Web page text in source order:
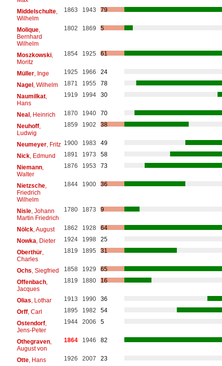
Middelschulte,
Wilhelm
1863 1943 79
Molique,
Bernhard
Wilhelm
1802 1869 5
Moszkowski,
Moritz
1854 1925 61
Müller, Inge 1925 1966
24
Nagel, Wilhelm 1871 1955
78
Naumilkat,
Hans
1919 1994 30
Neal, Heinrich 1870 1940
70
Neuhoff,
Ludwig
1859 1902 38
Neumeyer, Fritz 1900 1983
49
Nick, Edmund 1891 1973
58
Niemann,
Walter
1876 1953 73
Nietzsche,
Friedrich
Wilhelm
1844 1900 36
Nisle, Johann
Martin Friedrich
1780 1873 9
Nölck, August 1862 1928
64
Nowka, Dieter 1924 1998
25
Oberthür,
Charles
1819 1895 31
Ochs, Siegfried 1858 1929
65
Offenbach,
Jacques
1819 1880 16
Olias, Lothar 1913 1990
36
Orff, Carl 1895 1982
54
Ostendorf,
Jens-Peter
1944 2006 5
Othegraven,
August von
1864 1946 82
Otte, Hans 1926 2007
23